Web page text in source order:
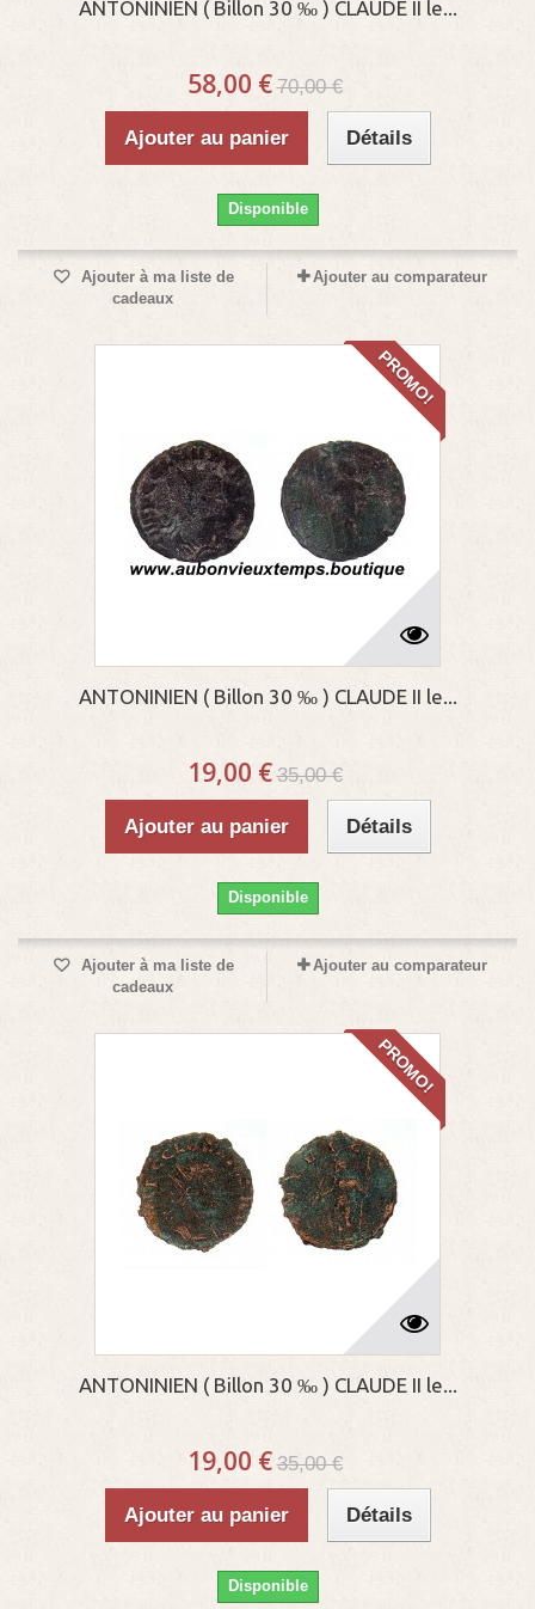
ANTONINIEN ( Billon 30 ‰ ) CLAUDE II le...
58,00 € 70,00 €
Ajouter au panier Détails
Disponible
Ajouter à ma liste de
cadeaux
Ajouter au comparateur
PROMO!
ANTONINIEN ( Billon 30 ‰ ) CLAUDE II le...
19,00 € 35,00 €
Ajouter au panier Détails
Disponible
Ajouter à ma liste de
cadeaux
Ajouter au comparateur
PROMO!
ANTONINIEN ( Billon 30 ‰ ) CLAUDE II le...
19,00 € 35,00 €
Ajouter au panier Détails
Disponible